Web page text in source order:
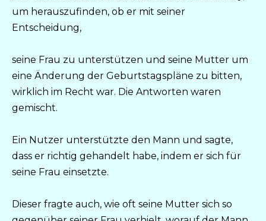
um herauszufinden, ob er mit seiner
Entscheidung,
seine Frau zu unterstützen und seine Mutter um
eine Änderung der Geburtstagspläne zu bitten,
wirklich im Recht war. Die Antworten waren
gemischt.
Ein Nutzer unterstützte den Mann und sagte,
dass er richtig gehandelt habe, indem er sich für
seine Frau einsetzte.
Dieser fragte auch, wie oft seine Mutter sich so